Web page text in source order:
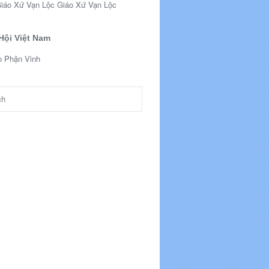
Giáo Xứ Vạn Lộc
Việt Nam
Phận Vinh